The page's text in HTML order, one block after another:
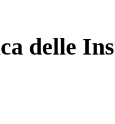
delle